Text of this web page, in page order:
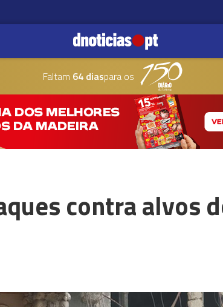
Faltam 64 diaspara os
contra alvos